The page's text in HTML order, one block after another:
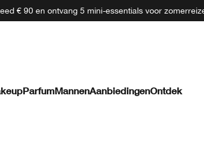
€ 90 en ontvang 5 mini-essentials voor
ParfumMannenAanbiedingenOntdek